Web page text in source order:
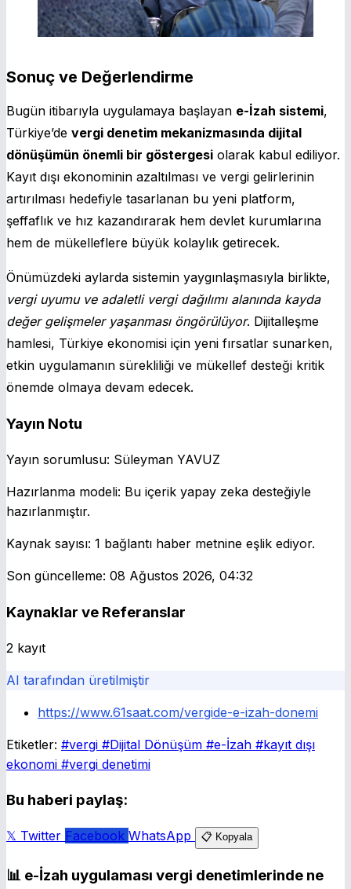
Sonuç ve Değerlendirme
Bugün itibarıyla uygulamaya başlayan e-İzah sistemi,
Türkiye’de vergi denetim mekanizmasında dijital
dönüşümün önemli bir göstergesi olarak kabul ediliyor.
Kayıt dışı ekonominin azaltılması ve vergi gelirlerinin
artırılması hedefiyle tasarlanan bu yeni platform,
şeffaflık ve hız kazandırarak hem devlet kurumlarına
hem de mükelleflere büyük kolaylık getirecek.
Önümüzdeki aylarda sistemin yaygınlaşmasıyla birlikte,
vergi uyumu ve adaletli vergi dağılımı alanında kayda
değer gelişmeler yaşanması öngörülüyor. Dijitalleşme
hamlesi, Türkiye ekonomisi için yeni fırsatlar sunarken,
etkin uygulamanın sürekliliği ve mükellef desteği kritik
önemde olmaya devam edecek.
Yayın Notu
Yayın sorumlusu: Süleyman YAVUZ
Hazırlanma modeli: Bu içerik yapay zeka desteğiyle
hazırlanmıştır.
Kaynak sayısı: 1 bağlantı haber metnine eşlik ediyor.
Son güncelleme: 08 Ağustos 2026, 04:32
Kaynaklar ve Referanslar
2 kayıt
AI tarafından üretilmiştir
https://www.61saat.com/vergide-e-izah-donemi
Etiketler: #vergi #Dijital Dönüşüm #e-İzah #kayıt dışı
ekonomi #vergi denetimi
Bu haberi paylaş:
𝕏 Twitter Facebook WhatsApp 📋 Kopyala
📊 e-İzah uygulaması vergi denetimlerinde ne